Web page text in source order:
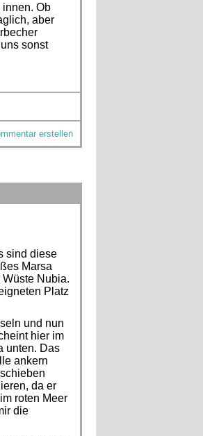
Ob
aber
sonst
erstellen
sind diese
Marsa
Nubia.
Platz
und nun
hier im
unten. Das
ankern
da er
roten Meer
die